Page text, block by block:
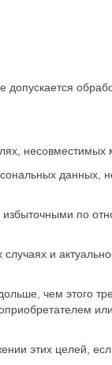
несовместимых
данных,
по
и
чем этого
этих целей,